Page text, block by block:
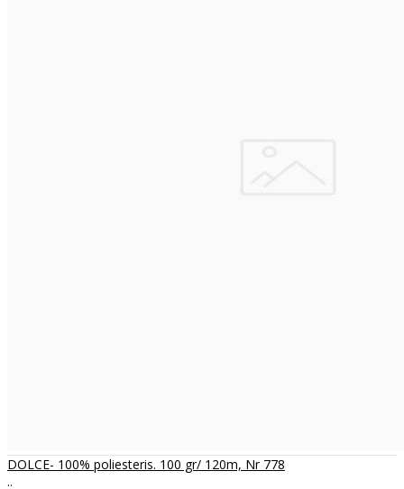
DOLCE- 100% poliesteris. 100 gr/ 120m, Nr 778
..